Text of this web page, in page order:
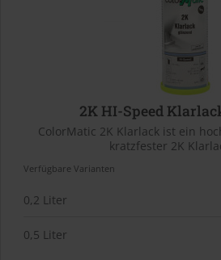
2K HI-Speed
ColorMatic 2K Klarlack ist ein
kratzfester 2K
Verfügbare Varianten
0,2 Liter
0,5 Liter